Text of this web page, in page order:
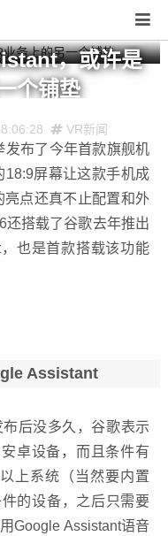
，或许是
个铺垫
VR新闻
发布了今年首款旗舰机
18:9屏幕让这款手机成
点还真不止配置和外
还搭载了谷歌去年推出
也是首款搭载该功能
Assistant
后没多久，谷歌表示
卓设备，而且条件有
上系统（当然要内置
的设备，之后只需要
Google Assistant语音